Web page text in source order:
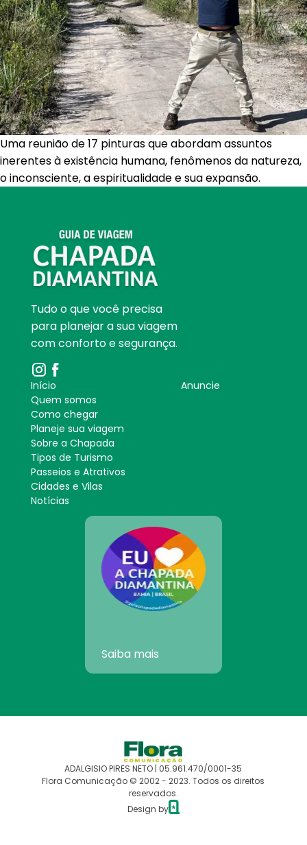
Uma reunião de 17 pinturas que abordam assuntos
inerentes à existência humana, fenômenos da natureza,
o inconsciente, a espiritualidade e sua expansão.
Tudo o que você precisa
para planejar a sua viagem
com conforto e segurança.
Início
Quem somos
Como chegar
Planeje sua viagem
Sobre a Chapada
Tipos de Turismo
Passeios e Atrativos
Cidades e Vilas
Notícias
Anuncie
Saiba mais
ADALGISIO PIRES NETO | 05.961.470/0001-35
Flora Comunicação © 2002 - 2023. Todos os direitos
reservados.
Design by